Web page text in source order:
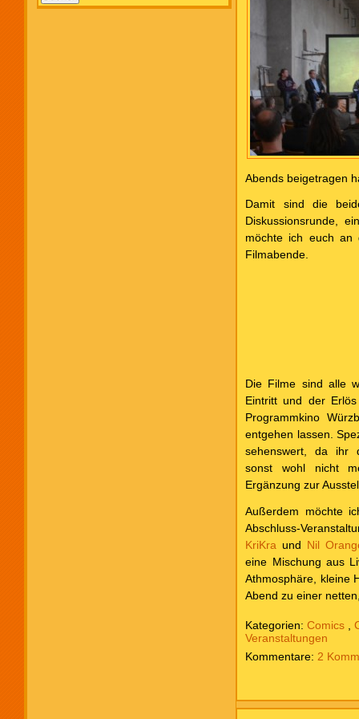
Abends beigetragen
Damit sind die
Diskussionsrunde,
möchte ich euch an
Filmabende.
Die Filme sind alle
Eintritt und der
Programmkino
entgehen lassen.
sehenswert, da ihr
sonst wohl nicht
Ergänzung zur
Außerdem möchte
Abschluss-
KriKraund Nil
eine Mischung aus
Athmosphäre, kleine
Abend zu einer
Kategorien:Comics ,
Veranstaltungen
2